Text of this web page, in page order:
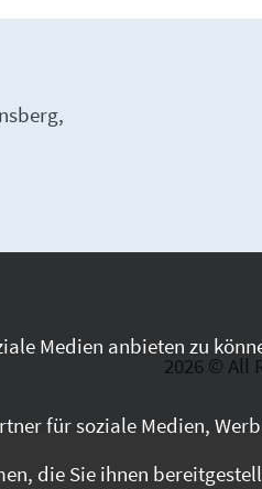
2026 © All
Medien anbieten zu
für soziale Medien,
die Sie ihnen